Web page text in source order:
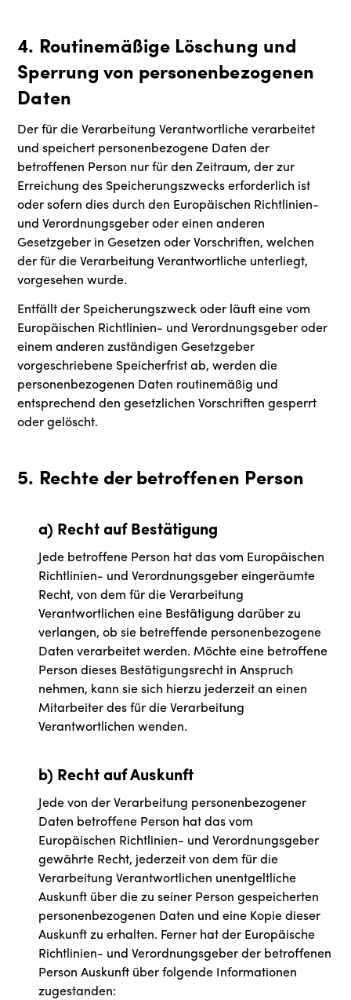
4. Routinemäßige Löschung und
Sperrung von personenbezogenen
Daten
Der für die Verarbeitung Verantwortliche verarbeitet
und speichert personenbezogene Daten der
betroffenen Person nur für den Zeitraum, der zur
Erreichung des Speicherungszwecks erforderlich ist
oder sofern dies durch den Europäischen Richtlinien-
und Verordnungsgeber oder einen anderen
Gesetzgeber in Gesetzen oder Vorschriften, welchen
der für die Verarbeitung Verantwortliche unterliegt,
vorgesehen wurde.
Entfällt der Speicherungszweck oder läuft eine vom
Europäischen Richtlinien- und Verordnungsgeber oder
einem anderen zuständigen Gesetzgeber
vorgeschriebene Speicherfrist ab, werden die
personenbezogenen Daten routinemäßig und
entsprechend den gesetzlichen Vorschriften gesperrt
oder gelöscht.
5. Rechte der betroffenen Person
a) Recht auf Bestätigung
Jede betroffene Person hat das vom Europäischen
Richtlinien- und Verordnungsgeber eingeräumte
Recht, von dem für die Verarbeitung
Verantwortlichen eine Bestätigung darüber zu
verlangen, ob sie betreffende personenbezogene
Daten verarbeitet werden. Möchte eine betroffene
Person dieses Bestätigungsrecht in Anspruch
nehmen, kann sie sich hierzu jederzeit an einen
Mitarbeiter des für die Verarbeitung
Verantwortlichen wenden.
b) Recht auf Auskunft
Jede von der Verarbeitung personenbezogener
Daten betroffene Person hat das vom
Europäischen Richtlinien- und Verordnungsgeber
gewährte Recht, jederzeit von dem für die
Verarbeitung Verantwortlichen unentgeltliche
Auskunft über die zu seiner Person gespeicherten
personenbezogenen Daten und eine Kopie dieser
Auskunft zu erhalten. Ferner hat der Europäische
Richtlinien- und Verordnungsgeber der betroffenen
Person Auskunft über folgende Informationen
zugestanden: